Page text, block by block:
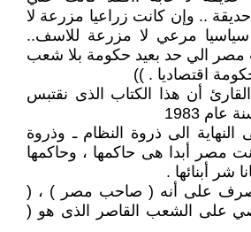
.. وإن كانت زراعيا مزرعة لا
مرعي لا مزرعة للاسف..
مصر الي حد بعيد حكومة بلا شعب
اقتصاديا . ))
القارئ أن هذا الكتاب الذى نقتبس
1983
الى ذروة النظام ـ وذروة
مصر أبدا هى حاكمها ، وحاكمها
شر أبنائها .
على أنه ( صاحب مصر ) ، (
على الشعب القاصر الذى هو (